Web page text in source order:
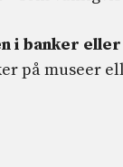
i banker eller
på museer